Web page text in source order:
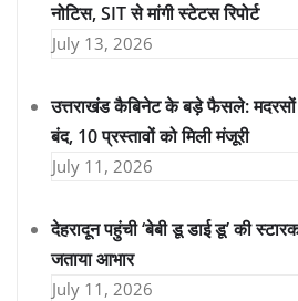
नोटिस, SIT से मांगी स्टेटस रिपोर्ट
July 13, 2026
उत्तराखंड कैबिनेट के बड़े फैसले: मदरसों
बंद, 10 प्रस्तावों को मिली मंजूरी
July 11, 2026
देहरादून पहुंची ‘बेबी डू डाई डू’ की
जताया आभार
July 11, 2026